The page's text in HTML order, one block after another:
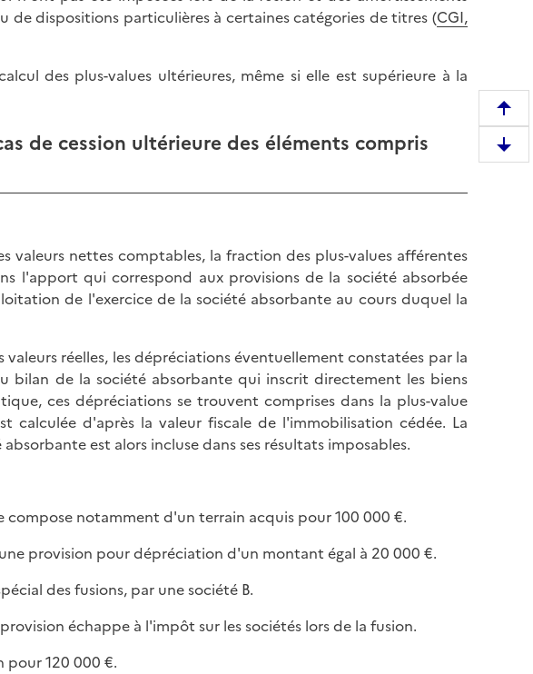
dispositions particulières à certaines catégories de titres (CGI,
des plus-values ultérieures, même si elle est supérieure à la
de cession ultérieure des éléments compris
valeurs nettes comptables, la fraction des plus-values afférentes
l'apport qui correspond aux provisions de la société absorbée
de l'exercice de la société absorbante au cours duquel la
valeurs réelles, les dépréciations éventuellement constatées par la
bilan de la société absorbante qui inscrit directement les biens
ces dépréciations se trouvent comprises dans la plus-value
calculée d'après la valeur fiscale de l'immobilisation cédée. La
est alors incluse dans ses résultats imposables.
notamment d'un terrain acquis pour 100 000 €.
provision pour dépréciation d'un montant égal à 20 000 €.
des fusions, par une société B.
échappe à l'impôt sur les sociétés lors de la fusion.
pour 120 000 €.
e
m
D